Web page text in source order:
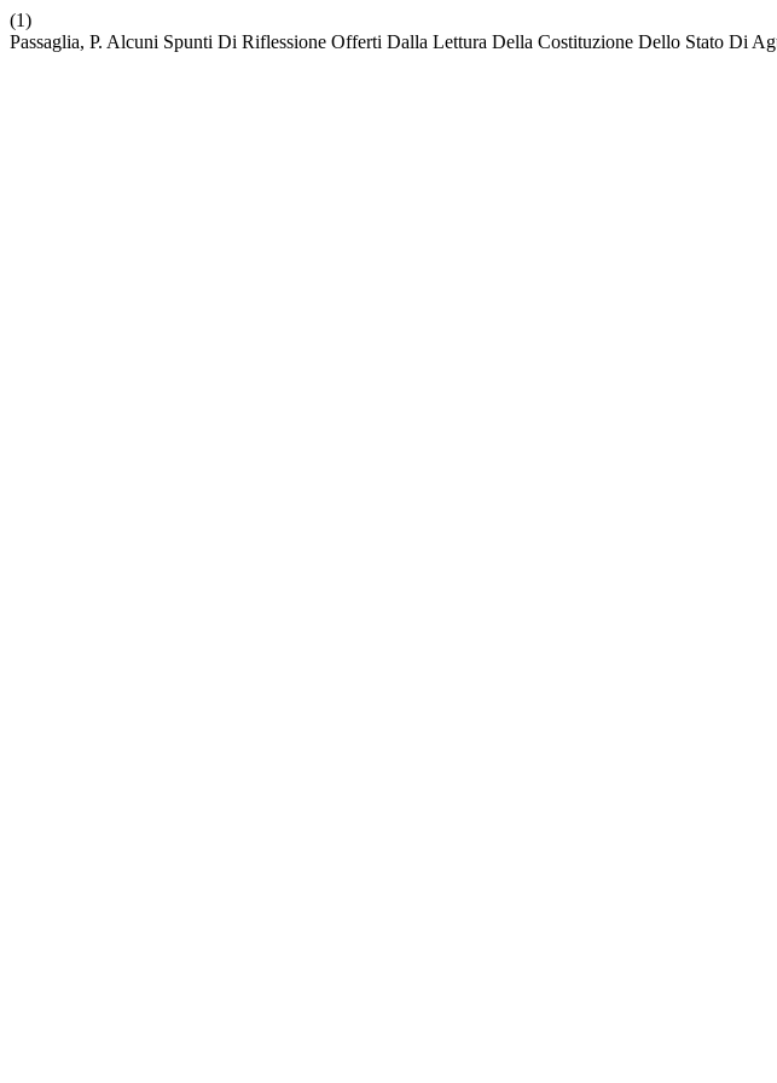
(1)
Passaglia, P. Alcuni Spunti Di Riflessione Offerti Dalla Lettura Della Costituzione Dello Stato Di